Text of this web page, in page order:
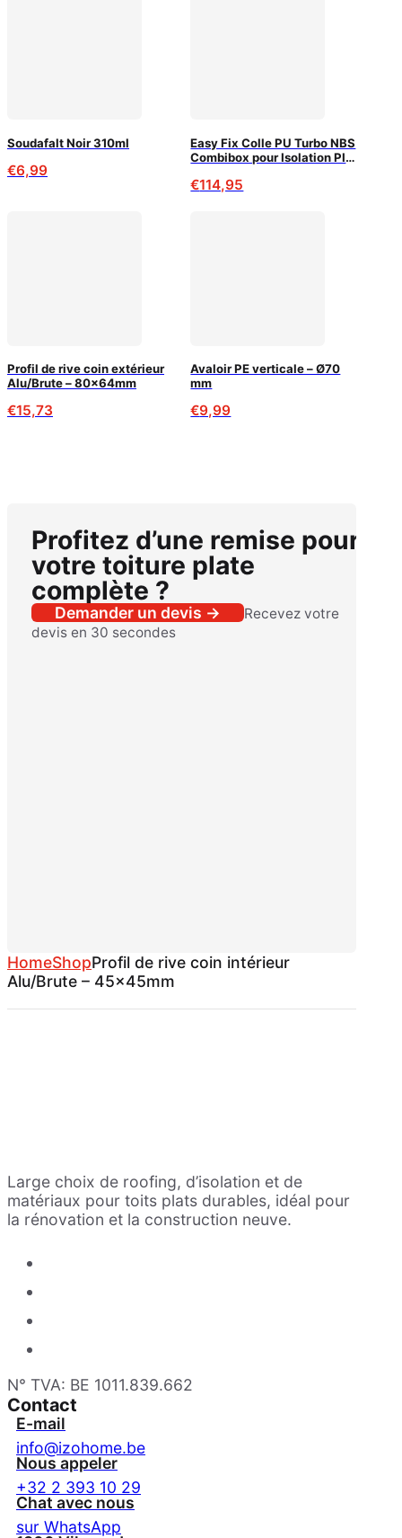
Soudafalt Noir 310ml
€6,99
Easy Fix Colle PU Turbo NBS
Combibox pour Isolation PIR
€114,95
Profil de rive coin extérieur
Alu/Brute – 80x64mm
€15,73
Avaloir PE verticale – Ø70
mm
€9,99
Profitez d’une remise pour
votre toiture plate
complète ?
Demander un devis →
Recevez votre
devis en 30 secondes
HomeShopProfil de rive coin intérieur
Alu/Brute – 45x45mm
Large choix de roofing, d’isolation et de
matériaux pour toits plats durables, idéal pour
la rénovation et la construction neuve.
N° TVA: BE 1011.839.662
Contact
E-mail
info@izohome.be
Nous appeler
+32 2 393 10 29
Chat avec nous
sur WhatsApp